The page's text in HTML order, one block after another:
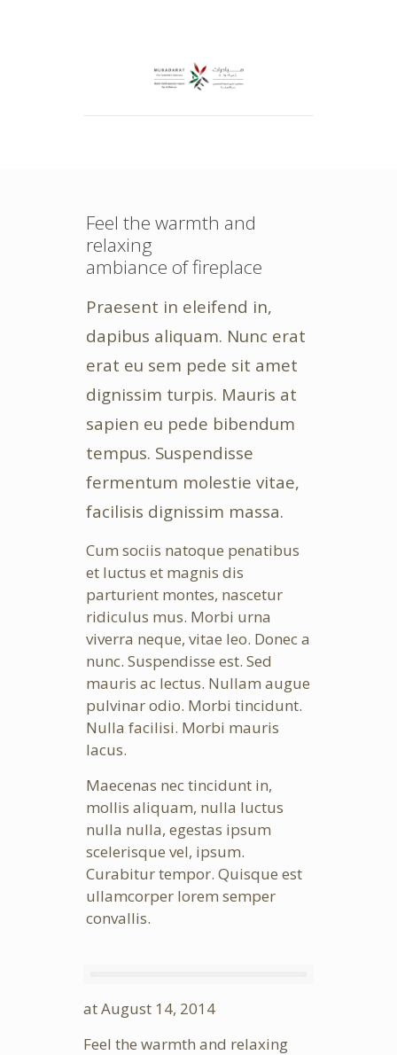
Feel the warmth and
relaxing
ambiance of fireplace
Praesent in eleifend in,
dapibus aliquam. Nunc erat
erat eu sem pede sit amet
dignissim turpis. Mauris at
sapien eu pede bibendum
tempus. Suspendisse
fermentum molestie vitae,
facilisis dignissim massa.
Cum sociis natoque penatibus
et luctus et magnis dis
parturient montes, nascetur
ridiculus mus. Morbi urna
viverra neque, vitae leo. Donec a
nunc. Suspendisse est. Sed
mauris ac lectus. Nullam augue
pulvinar odio. Morbi tincidunt.
Nulla facilisi. Morbi mauris
lacus.
Maecenas nec tincidunt in,
mollis aliquam, nulla luctus
nulla nulla, egestas ipsum
scelerisque vel, ipsum.
Curabitur tempor. Quisque est
ullamcorper lorem semper
convallis.
atAugust 14, 2014
Feel the warmth and relaxing